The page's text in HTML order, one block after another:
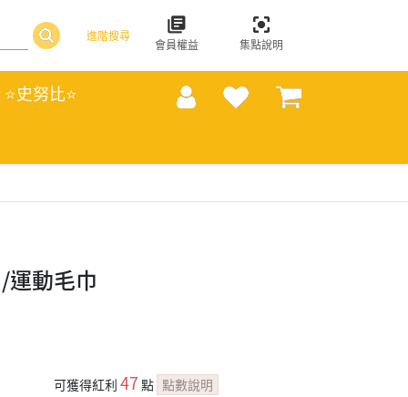
進階搜尋
會員權益 集點說明
⭐史努比⭐
運動毛巾
可獲得紅利 47點 點數說明